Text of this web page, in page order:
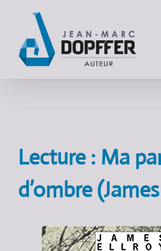
Lecture : Ma
d’ombre